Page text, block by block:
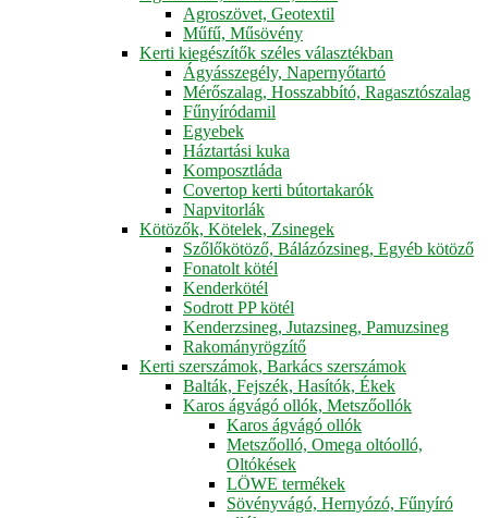
Agroszövet, Geotextil
Műfű, Műsövény
Kerti kiegészítők széles választékban
Ágyásszegély, Napernyőtartó
Mérőszalag, Hosszabbító, Ragasztószalag
Fűnyíródamil
Egyebek
Háztartási kuka
Komposztláda
Covertop kerti bútortakarók
Napvitorlák
Kötözők, Kötelek, Zsinegek
Szőlőkötöző, Bálázózsineg, Egyéb kötöző
Fonatolt kötél
Kenderkötél
Sodrott PP kötél
Kenderzsineg, Jutazsineg, Pamuzsineg
Rakományrögzítő
Kerti szerszámok, Barkács szerszámok
Balták, Fejszék, Hasítók, Ékek
Karos ágvágó ollók, Metszőollók
Karos ágvágó ollók
Metszőolló, Omega oltóolló,
Oltókések
LÖWE termékek
Sövényvágó, Hernyózó, Fűnyíró